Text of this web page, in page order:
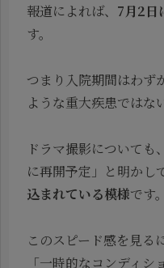
報道によれば、 7月2日
す。
つまり入院期間はわず
ような重大疾患ではな
ドラマ撮影についても
に再開予定」と明かし
込まれている模様です。
このスピード感を見る
「一時的なコンディ